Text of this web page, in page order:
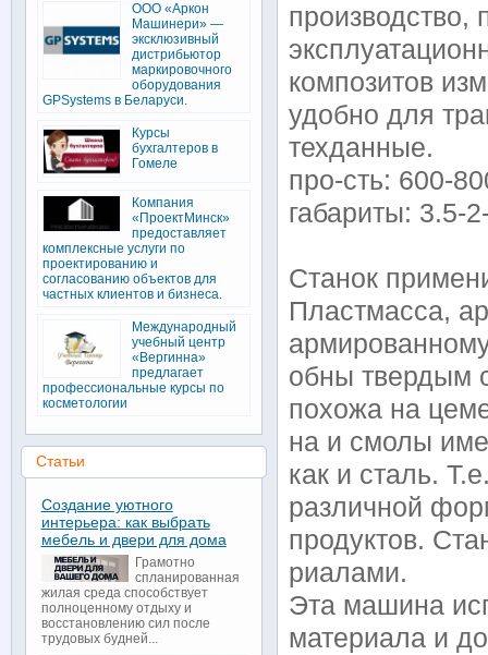
производство,
композитов
удобно для
техданные.
про-сть: 600-
габариты: 3.5-
Станок
Пластмасса,
обны твердым
похожа на
на и смолы
как​ и сталь.
различной
про­дуктов.
риалами.
Эта машина
материала и
ООО «Аркон
Машинери» —
эксклюзивный
дистрибьютор
маркировочного
оборудования
GPSystems в Беларуси.
Курсы
бухгалтеров в
Гомеле
Компания
«ПроектМинск»
предоставляет
комплексные услуги по
проектированию и
согласованию объектов для
частных клиентов и бизнеса.
Международный
учебный центр
«Вергинна»
предлагает
профессиональные курсы по
косметологии
Статьи
Создание уютного
интерьера: как выбрать
мебель и двери для дома
Грамотно
спланированная
жилая среда способствует
полноценному отдыху и
восстановлению сил после
трудовых будней...